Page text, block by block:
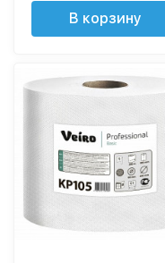
В корзину